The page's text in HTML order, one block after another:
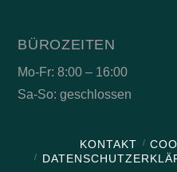
BÜROZEITEN
Mo-Fr: 8:00 – 16:00
Sa-So: geschlossen
KONTAKT